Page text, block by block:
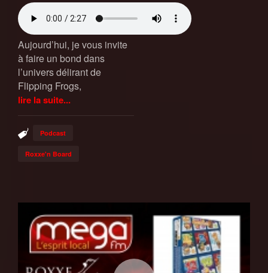
Aujourd’hui, je vous invite
à faire un bond dans
l’univers délirant de
Flipping Frogs,
lire la suite...
Podcast
Roxxe'n Board